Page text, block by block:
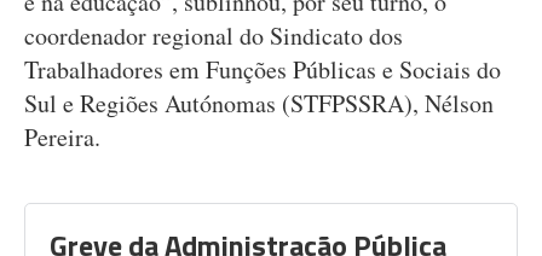
coordenador regional do Sindicato dos
Trabalhadores em Funções Públicas e Sociais do
Sul e Regiões Autónomas (STFPSSRA), Nélson
Pereira.
Greve da Administração Pública